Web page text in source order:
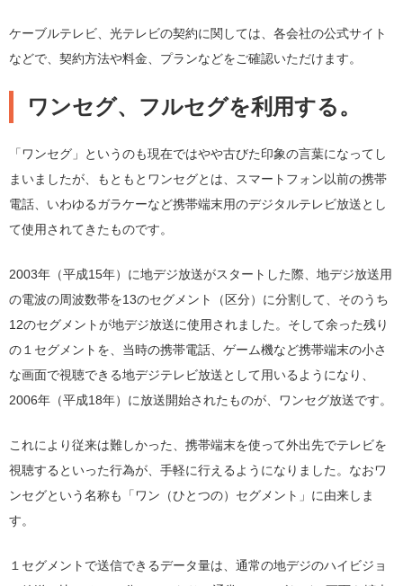
ケーブルテレビ、光テレビの契約に関しては、各会社の公式サイト
などで、契約方法や料金、プランなどをご確認いただけます。
ワンセグ、フルセグを利用する。
「ワンセグ」というのも現在ではやや古びた印象の言葉になってし
まいましたが、もともとワンセグとは、スマートフォン以前の携帯
電話、いわゆるガラケーなど携帯端末用のデジタルテレビ放送とし
て使用されてきたものです。
2003年（平成15年）に地デジ放送がスタートした際、地デジ放送用
の電波の周波数帯を13のセグメント（区分）に分割して、そのうち
12のセグメントが地デジ放送に使用されました。そして余った残り
の１セグメントを、当時の携帯電話、ゲーム機など携帯端末の小さ
な画面で視聴できる地デジテレビ放送として用いるようになり、
2006年（平成18年）に放送開始されたものが、ワンセグ放送です。
これにより従来は難しかった、携帯端末を使って外出先でテレビを
視聴するといった行為が、手軽に行えるようになりました。なおワ
ンセグという名称も「ワン（ひとつの）セグメント」に由来しま
す。
１セグメントで送信できるデータ量は、通常の地デジのハイビジョ